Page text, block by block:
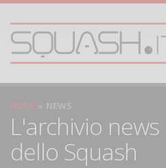
HOME NEWS
L'archivio
dello Squash